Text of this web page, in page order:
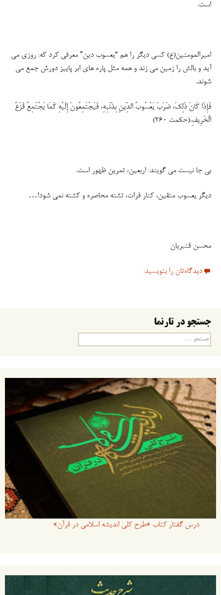
است.
امیرالمومنین(ع) کسی دیگر را هم “یعسوب دین” معرفی کرد که: روزی می
آید و بالش را زمین می زند و همه مثل پاره های ابر پاییز دورش جمع می
شوند.
فَإِذَا کَانَ ذَلِکَ، ضَرَبَ یَعْسُوبُ الدِّینِ بِذَنَبِهِ، فَیَجْتَمِعُونَ إِلَیْهِ کَمَا یَجْتَمِعُ قَزَعُ
الْخَرِیفِ.(حکمت ۲۶۰)
بی جا نیست می گویند: اربعین، تمرین ظهور است.
دیگر یعسوب متقین، کنار فرات، تشنه محاصره و کشته نمی شود!…
محسن قنبریان
دیدگاه‌تان را بنویسید:
جستجو در تارنما
جستجو
درس گفتار کتاب «طرح کلی اندیشه اسلامی در قرآن»